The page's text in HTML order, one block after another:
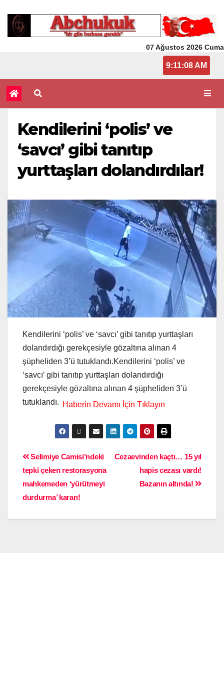
07 Ağustos 2026 Cuma
9:11:08 AM
Kendilerini ‘polis’ ve
‘savcı’ gibi tanıtıp
yurttaşları dolandırdılar!
Kendilerini ‘polis’ ve ‘savcı’ gibi tanıtıp yurttaşları
dolandırdığı gerekçesiyle gözaltına alınan 4
şüpheliden 3’ü tutuklandı.Kendilerini ‘polis’ ve
‘savcı’ gibi tanıtıp yurttaşları dolandırdığı
gerekçesiyle gözaltına alınan 4 şüpheliden 3’ü
tutuklandı.
Cezaevinden kaçtı… 15 yıl
hapis cezası vardı!
Bazanın altında!
Selimiye Camisi’ndeki
tepki çeken restorasyona
mahkemeden ‘yürütmeyi
durdurma’ kararı!